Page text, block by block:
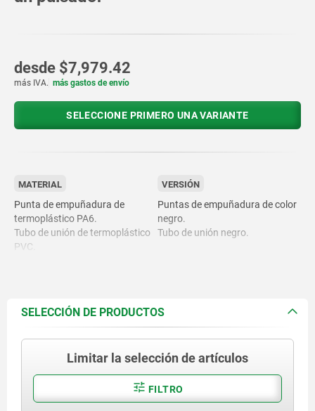
desde $7,979.42
más IVA. más gastos de envío
SELECCIONE PRIMERO UNA VARIANTE
MATERIAL
Punta de empuñadura de
termoplástico PA6.
Tubo de unión de termoplástico
PVC.
VERSIÓN
Puntas de empuñadura de color
negro.
Tubo de unión negro.
SELECCIÓN DE PRODUCTOS
Limitar la selección de artículos
FILTRO